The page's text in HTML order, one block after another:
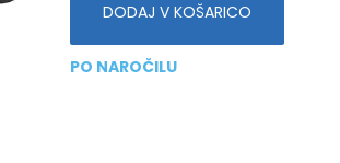
DODAJ V KOŠARICO
PO NAROČILU